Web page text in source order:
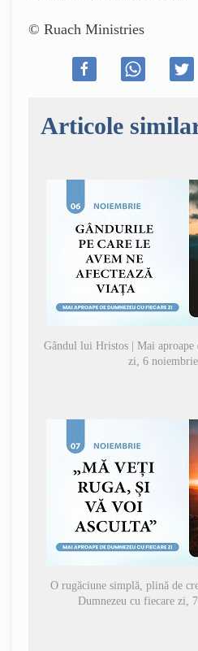
© Ruach Ministries
Articole
Gândul lui Hristos | Mai aproape
zi, 6
O rugăciune simplă, plină de
Dumnezeu cu fiecare zi,